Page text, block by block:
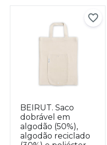
BEIRUT. Saco
dobrável em
algodão (50%),
algodão reciclado